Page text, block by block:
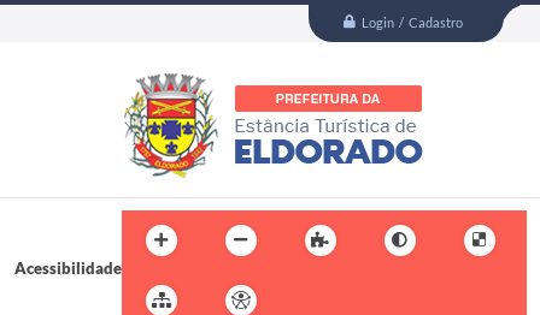
Login / Cadastro
Acessibilidade